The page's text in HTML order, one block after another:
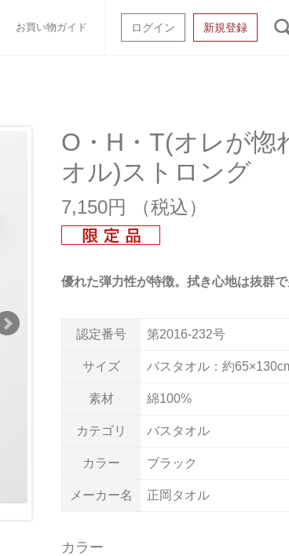
お買い物ガイド ログイン 新規登録
オーガニック
衣類 タオルケット
書籍 ギフトボック
優れた弾力性が特徴。拭き心地は抜群
O・H・T(オレが惚
オル)ストロング
7,150円
認定番号 第2016-232号
サイズ バスタオル：約
素材 綿100%
カテゴリ バスタオル
カラー ブラック
メーカー名 正岡タオル
カラー